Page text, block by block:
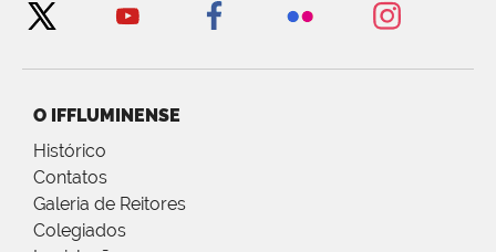
O IFFLUMINENSE
Histórico
Contatos
Galeria de Reitores
Colegiados